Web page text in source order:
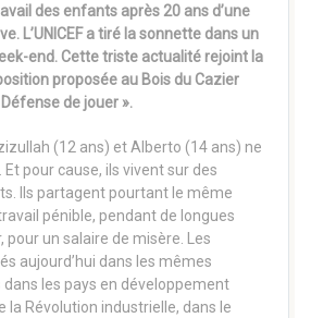
des enfants après 20 ans d’une
L’UNICEF a tiré la sonnette dans un
end. Cette triste actualité rejoint la
proposée au Bois du Cazier
de jouer ».
(12 ans) et Alberto (14 ans) ne
pour cause, ils vivent sur des
Ils partagent pourtant le même
pénible, pendant de longues
pour un salaire de misère. Les
aujourd’hui dans les mêmes
les pays en développement
la Révolution industrielle, dans le